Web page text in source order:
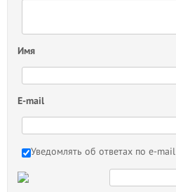
Имя
E-mail
Уведомлять об ответах по e-mail